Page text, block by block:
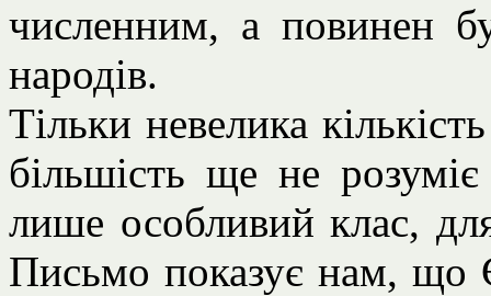
численним, а повинен
народів.
Тільки невелика
більшість ще не
лише особливий клас,
Письмо показує нам, що